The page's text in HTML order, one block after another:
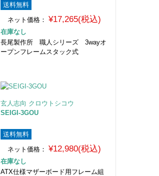
送料無料
ネット価格： ¥17,265(税込)
在庫なし
長尾製作所 職人シリーズ 3wayオ
ープンフレームスタック式
玄人志向 クロウトシコウ
SEIGI-3GOU
送料無料
ネット価格： ¥12,980(税込)
在庫なし
ATX仕様マザーボード用フレーム組